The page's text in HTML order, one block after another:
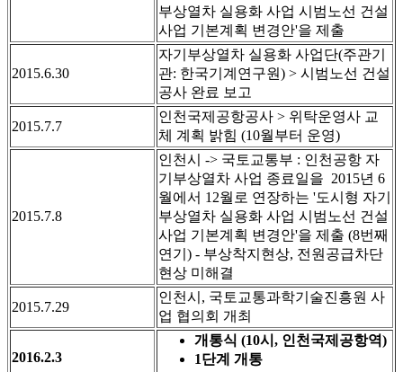
부상열차 실용화 사업 시범노선 건설
사업 기본계획 변경안'을 제출
2015.6.30
자기부상열차 실용화 사업단(주관기
관: 한국기계연구원) > 시범노선 건설
공사 완료 보고
2015.7.7
인천국제공항공사 > 위탁운영사 교
체 계획 밝힘 (10월부터 운영)
2015.7.8
인천시 -> 국토교통부 : 인천공항 자
기부상열차 사업 종료일을 2015년 6
월에서 12월로 연장하는 '도시형 자기
부상열차 실용화 사업 시범노선 건설
사업 기본계획 변경안'을 제출 (8번째
연기) - 부상착지현상, 전원공급차단
현상 미해결
2015.7.29
인천시, 국토교통과학기술진흥원 사
업 협의회 개최
2016.2.3
개통식 (10시, 인천국제공항역)
1단계 개통